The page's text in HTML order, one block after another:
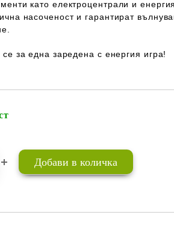
като електроцентрали и
насоченост и гарантират
се за една заредена с енергия игра!